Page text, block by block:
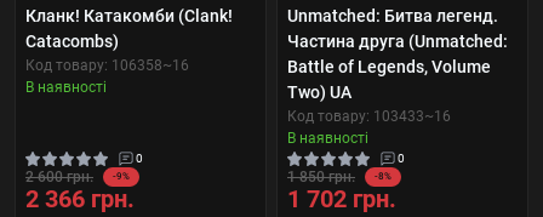
Кланк! Катакомби (Clank!
Catacombs)
Код товару: 106358~16
В наявності
0
2 600 грн. -9%
2 366 грн.
Unmatched: Битва легенд.
Частина друга (Unmatched:
Battle of Legends, Volume
Two) UA
Код товару: 103433~16
В наявності
0
1 850 грн. -8%
1 702 грн.